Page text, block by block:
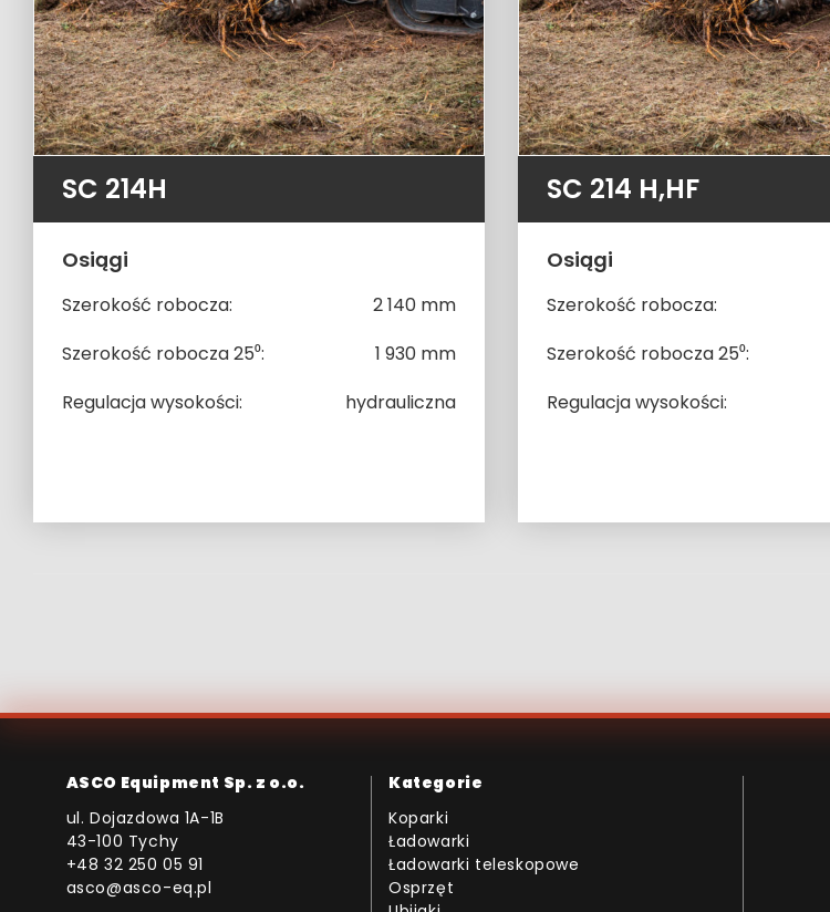
SC 214H
Osiągi
Szerokość robocza:
2 140 mm
Szerokość robocza 25⁰:
1 930 mm
Regulacja wysokości:
hydrauliczna
SC 214 H,HF
Osiągi
Szerokość robocza:
Szerokość robocza 25⁰:
Regulacja wysokości:
ASCO Equipment Sp. z o.o.
ul. Dojazdowa 1A-1B
43-100 Tychy
+48 32 250 05 91
asco@asco-eq.pl
Kategorie
Koparki
Ładowarki
Ładowarki teleskopowe
Osprzęt